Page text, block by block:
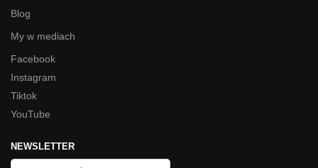
Blog
My w mediach
Facebook
Instagram
Tiktok
YouTube
NEWSLETTER